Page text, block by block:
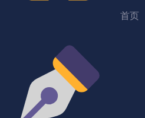
首页